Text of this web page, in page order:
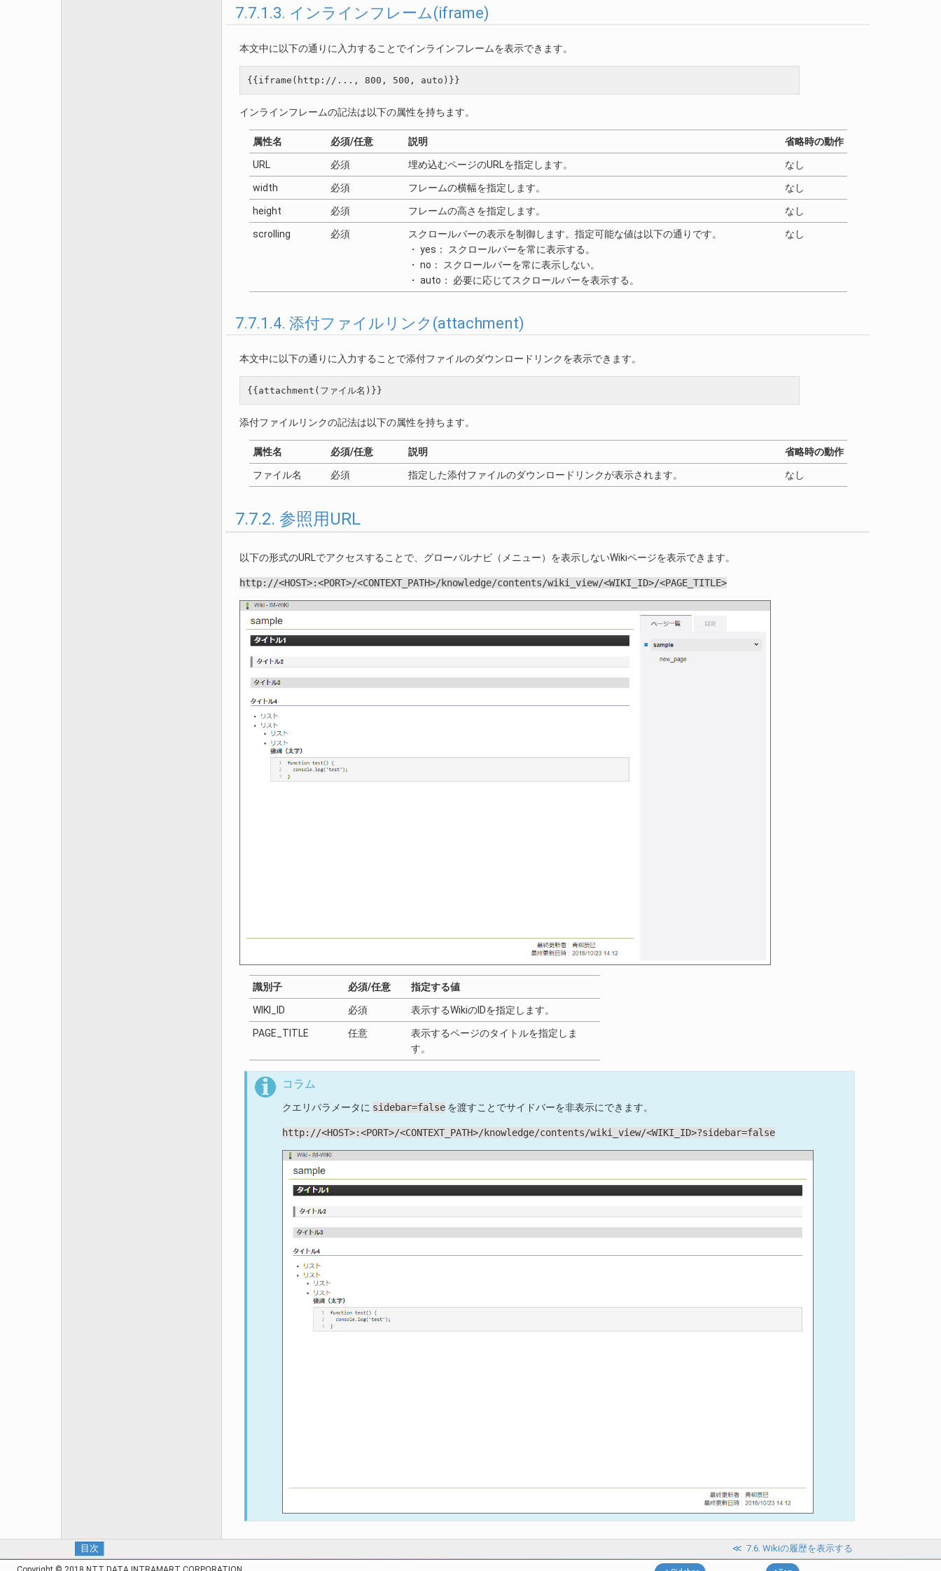
7.7.1.3. インラインフレーム(iframe)
本文中に以下の通りに入力することでインラインフレームを表示できます。
インラインフレームの記法は以下の属性を持ちます。
属性名 必須/任意 説明 省略時の動作
URL 必須 埋め込むページのURLを指定します。 なし
width 必須 フレームの横幅を指定します。 なし
height 必須 フレームの高さを指定します。 なし
scrolling 必須
スクロールバーの表示を制御します。指定可能な値は以下の通りです。
・ yes： スクロールバーを常に表示する。
・ no： スクロールバーを常に表示しない。
・ auto： 必要に応じてスクロールバーを表示する。
なし
7.7.1.4. 添付ファイルリンク(attachment)
本文中に以下の通りに入力することで添付ファイルのダウンロードリンクを表示できます。
添付ファイルリンクの記法は以下の属性を持ちます。
属性名 必須/任意 説明 省略時の動作
ファイル名 必須 指定した添付ファイルのダウンロードリンクが表示されます。 なし
7.7.2. 参照用URL
以下の形式のURLでアクセスすることで、グローバルナビ（メニュー）を表示しないWikiページを表示できます。
http://<HOST>:<PORT>/<CONTEXT_PATH>/knowledge/contents/wiki_view/<WIKI_ID>/<PAGE_TITLE>
識別子 必須/任意 指定する値
WIKI_ID 必須 表示するWikiのIDを指定します。
PAGE_TITLE 任意
表示するページのタイトルを指定しま
す。
コラム
クエリパラメータに sidebar=false を渡すことでサイドバーを非表示にできます。
http://<HOST>:<PORT>/<CONTEXT_PATH>/knowledge/contents/wiki_view/<WIKI_ID>?sidebar=false
目次 ≪ 7.6. Wikiの履歴を表示する